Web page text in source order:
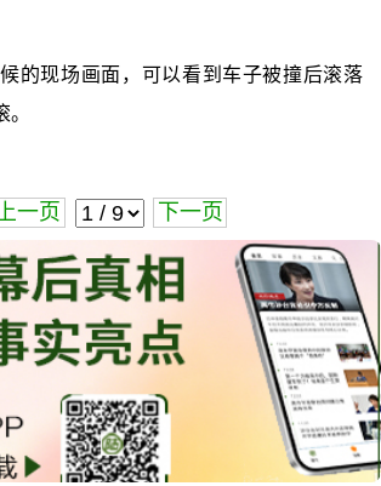
的现场画面，可以看到车子被撞后滚落
一页 下一页